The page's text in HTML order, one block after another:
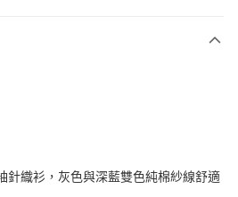
台北富邦商業銀行
針織衫，灰色與深藍雙色純棉紗線舒適